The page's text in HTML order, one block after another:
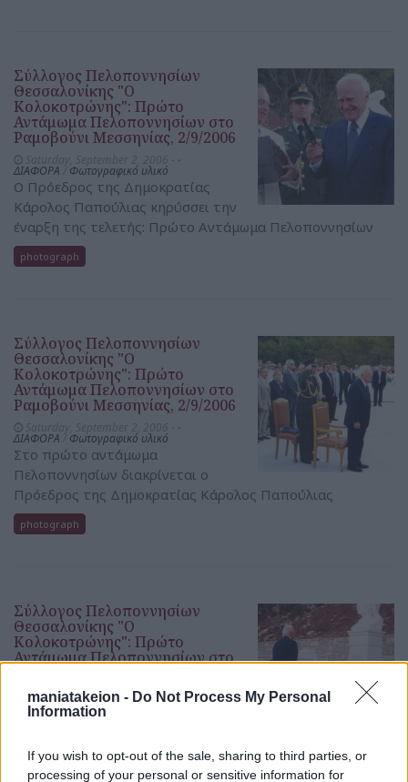
maniatakeion - Do Not Process My Personal
Information
If you wish to opt-out of the sale, sharing to third parties, or
processing of your personal or sensitive information for
Σύλλογος Πελοποννησίων
Θεσσαλονίκης "Ο
Κολοκοτρώνης": Πρώτο
Αντάμωμα Πελοποννησίων στο
Ραμοβούνι Μεσσηνίας, 2/9/2006
ΔΙΑΦΟΡΑ Φωτογραφικό υλικό
Ο Πρόεδρος της Δημοκρατίας
Κάρολος Παπούλιας κηρύσσει την
έναρξη της τελετής: Πρώτο Αντάμωμα Πελοποννησίων
photograph
Σύλλογος Πελοποννησίων
Θεσσαλονίκης "Ο
Κολοκοτρώνης": Πρώτο
Αντάμωμα Πελοποννησίων στο
Ραμοβούνι Μεσσηνίας, 2/9/2006
ΔΙΑΦΟΡΑ Φωτογραφικό υλικό
Στο πρώτο αντάμωμα
Πελοποννησίων διακρίνεται ο
Πρόεδρος της Δημοκρατίας Κάρολος Παπούλιας
photograph
Σύλλογος Πελοποννησίων
Θεσσαλονίκης "Ο
Κολοκοτρώνης": Πρώτο
Αντάμωμα Πελοποννησίων στο
Saturday, September 2, 2006 --
ΔΙΑΦΟΡΑ/Φωτογραφικό υλικό
Στο πρώτο αντάμωμα
Πρόεδρος της Δημοκρατίας Κάρολος Παπούλιας